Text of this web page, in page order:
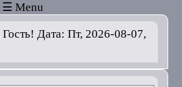
☰ Menu
Гость! Дата: Пт, 2026-08-07,